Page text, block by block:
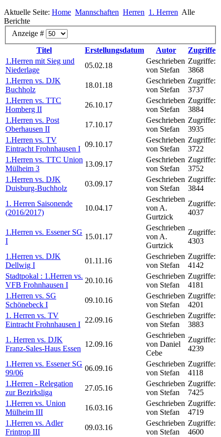
Aktuelle Seite: Home Mannschaften Herren 1. Herren Alle
Berichte
Anzeige #
Titel
Erstellungsdatum Autor
Zugriffe
1.Herren mit Sieg und
Niederlage
05.02.18
Geschrieben
von Stefan
Zugriffe:
3868
1.Herren vs. DJK
Buchholz
18.01.18
Geschrieben
von Stefan
Zugriffe:
3737
1.Herren vs. TTC
Homberg II
26.10.17
Geschrieben
von Stefan
Zugriffe:
3884
1.Herren vs. Post
Oberhausen II
17.10.17
Geschrieben
von Stefan
Zugriffe:
3935
1.Herren vs. TV
Eintracht Frohnhausen I
09.10.17
Geschrieben
von Stefan
Zugriffe:
3722
1.Herren vs. TTC Union
Mülheim 3
13.09.17
Geschrieben
von Stefan
Zugriffe:
3752
1.Herren vs. DJK
Duisburg-Buchholz
03.09.17
Geschrieben
von Stefan
Zugriffe:
3844
1. Herren Saisonende
(2016/2017)
10.04.17
Geschrieben
von A.
Gurtzick
Zugriffe:
4037
1.Herren vs. Essener SG
I
15.01.17
Geschrieben
von A.
Gurtzick
Zugriffe:
4303
1.Herren vs. DJK
Dellwig I
01.11.16
Geschrieben
von Stefan
Zugriffe:
4142
Stadtpokal : 1.Herren vs.
VFB Frohnhausen I
20.10.16
Geschrieben
von Stefan
Zugriffe:
4181
1.Herren vs. SG
Schönebeck I
09.10.16
Geschrieben
von Stefan
Zugriffe:
4201
1. Herren vs. TV
Eintracht Frohnhausen I
22.09.16
Geschrieben
von Stefan
Zugriffe:
3883
1. Herren vs. DJK
Franz-Sales-Haus Essen
12.09.16
Geschrieben
von Daniel
Cebe
Zugriffe:
4239
1.Herren vs. Essener SG
99/06
06.09.16
Geschrieben
von Stefan
Zugriffe:
4118
1.Herren - Relegation
zur Bezirksliga
27.05.16
Geschrieben
von Stefan
Zugriffe:
7425
1.Herren vs. Union
Mülheim III
16.03.16
Geschrieben
von Stefan
Zugriffe:
4719
1.Herren vs. Adler
Frintrop III
09.03.16
Geschrieben
von Stefan
Zugriffe:
4600